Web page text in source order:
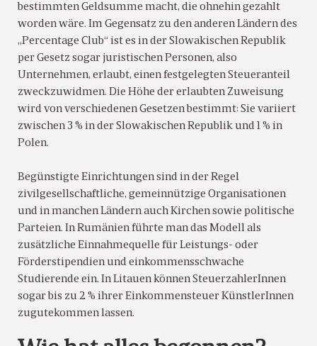
bestimmten Geldsumme macht, die ohnehin gezahlt
worden wäre. Im Gegensatz zu den anderen Ländern des
„Percentage Club“ ist es in der Slowakischen Republik
per Gesetz sogar juristischen Personen, also
Unternehmen, erlaubt, einen festgelegten Steueranteil
zweckzuwidmen. Die Höhe der erlaubten Zuweisung
wird von verschiedenen Gesetzen bestimmt: Sie variiert
zwischen 3 % in der Slowakischen Republik und 1 % in
Polen.
Begünstigte Einrichtungen sind in der Regel
zivilgesellschaftliche, gemeinnützige Organisationen
und in manchen Ländern auch Kirchen sowie politische
Parteien. In Rumänien führte man das Modell als
zusätzliche Einnahmequelle für Leistungs- oder
Förderstipendien und einkommensschwache
Studierende ein. In Litauen können SteuerzahlerInnen
sogar bis zu 2 % ihrer Einkommensteuer KünstlerInnen
zugutekommen lassen.